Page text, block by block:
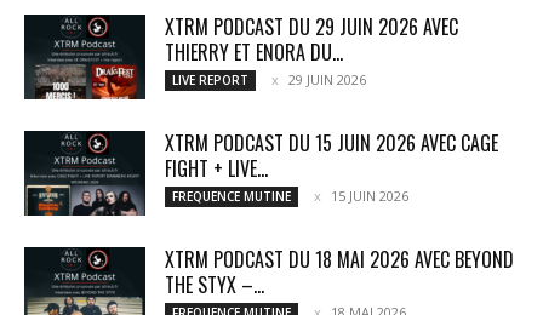
XTRM PODCAST DU 29 JUIN 2026 AVEC
THIERRY ET ENORA DU...
LIVE REPORT 29 JUIN 2026
XTRM PODCAST DU 15 JUIN 2026 AVEC CAGE
FIGHT + LIVE...
FREQUENCE MUTINE 15 JUIN 2026
XTRM PODCAST DU 18 MAI 2026 AVEC BEYOND
THE STYX –...